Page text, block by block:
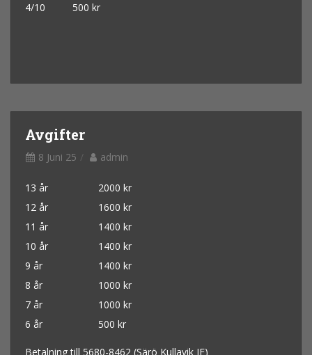
4/10
500 kr
Avgifter
8 Juni 25 admin
13 år 2000 kr
12 år 1600 kr
11 år 1400 kr
10 år 1400 kr
9 år 1400 kr
8 år 1000 kr
7 år 1000 kr
6 år 500 kr
Betalning till 5680-8462 (Särö Kullavik IF)